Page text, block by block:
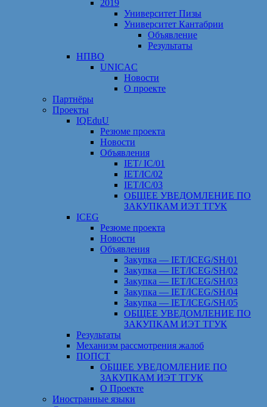
2019
Университет Пизы
Университет Кантабрии
Объявление
Результаты
НПВО
UNICAC
Новости
О проекте
Партнёры
Проекты
IQEduU
Резюме проекта
Новости
Объявления
IET/ IC/01
IET/IC/02
IET/IC/03
ОБЩЕЕ УВЕДОМЛЕНИЕ ПО
ЗАКУПКАМ ИЭТ ТГУК
ICEG
Резюме проекта
Новости
Объявления
Закупка — IET/ICEG/SH/01
Закупка — IET/ICEG/SH/02
Закупка — IET/ICEG/SH/03
Закупка — IET/ICEG/SH/04
Закупка — IET/ICEG/SH/05
ОБЩЕЕ УВЕДОМЛЕНИЕ ПО
ЗАКУПКАМ ИЭТ ТГУК
Результаты
Механизм рассмотрения жалоб
ПОПСТ
ОБЩЕЕ УВЕДОМЛЕНИЕ ПО
ЗАКУПКАМ ИЭТ ТГУК
О Проекте
Иностранные языки